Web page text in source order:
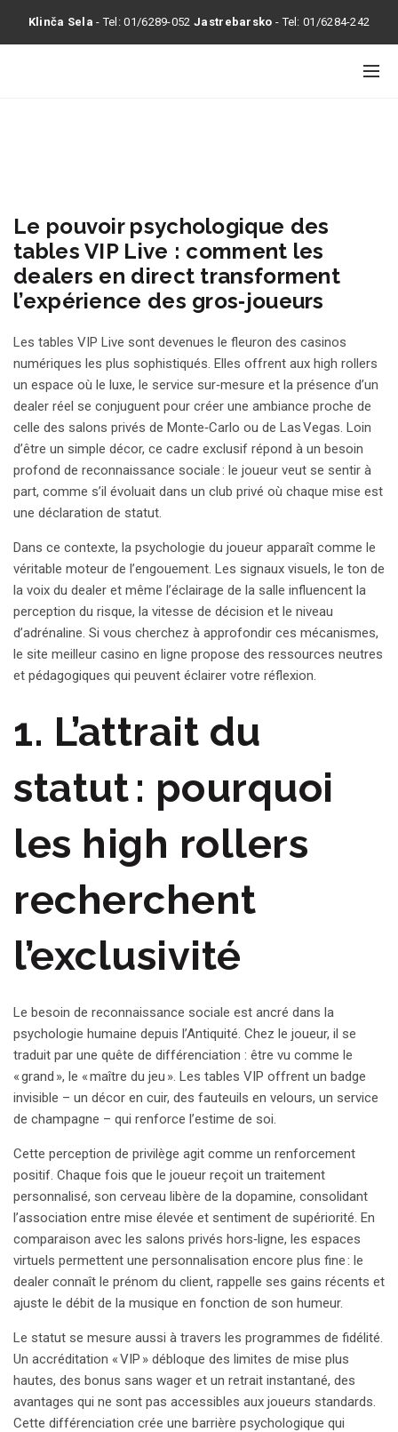
Klinča Sela - Tel:01/6289-052 Jastrebarsko - Tel:01/6284-242
Le pouvoir psychologique des
tables VIP Live : comment les
dealers en direct transforment
l’expérience des gros‑joueurs
Les tables VIP Live sont devenues le fleuron des casinos
numériques les plus sophistiqués. Elles offrent aux high rollers
un espace où le luxe, le service sur‑mesure et la présence d’un
dealer réel se conjuguent pour créer une ambiance proche de
celle des salons privés de Monte‑Carlo ou de Las Vegas. Loin
d’être un simple décor, ce cadre exclusif répond à un besoin
profond de reconnaissance sociale : le joueur veut se sentir à
part, comme s’il évoluait dans un club privé où chaque mise est
une déclaration de statut.
Dans ce contexte, la psychologie du joueur apparaît comme le
véritable moteur de l’engouement. Les signaux visuels, le ton de
la voix du dealer et même l’éclairage de la salle influencent la
perception du risque, la vitesse de décision et le niveau
d’adrénaline. Si vous cherchez à approfondir ces mécanismes,
le site meilleur casino en ligne propose des ressources neutres
et pédagogiques qui peuvent éclairer votre réflexion.
1. L’attrait du
statut : pourquoi
les high rollers
recherchent
l’exclusivité
Le besoin de reconnaissance sociale est ancré dans la
psychologie humaine depuis l’Antiquité. Chez le joueur, il se
traduit par une quête de différenciation : être vu comme le
« grand », le « maître du jeu ». Les tables VIP offrent un badge
invisible – un décor en cuir, des fauteuils en velours, un service
de champagne – qui renforce l’estime de soi.
Cette perception de privilège agit comme un renforcement
positif. Chaque fois que le joueur reçoit un traitement
personnalisé, son cerveau libère de la dopamine, consolidant
l’association entre mise élevée et sentiment de supériorité. En
comparaison avec les salons privés hors‑ligne, les espaces
virtuels permettent une personnalisation encore plus fine : le
dealer connaît le prénom du client, rappelle ses gains récents et
ajuste le débit de la musique en fonction de son humeur.
Le statut se mesure aussi à travers les programmes de fidélité.
Un accréditation « VIP » débloque des limites de mise plus
hautes, des bonus sans wager et un retrait instantané, des
avantages qui ne sont pas accessibles aux joueurs standards.
Cette différenciation crée une barrière psychologique qui